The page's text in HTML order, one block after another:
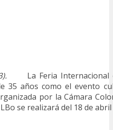
La Feria
35 años como el evento
por la Cámara
se realizará del 18 de